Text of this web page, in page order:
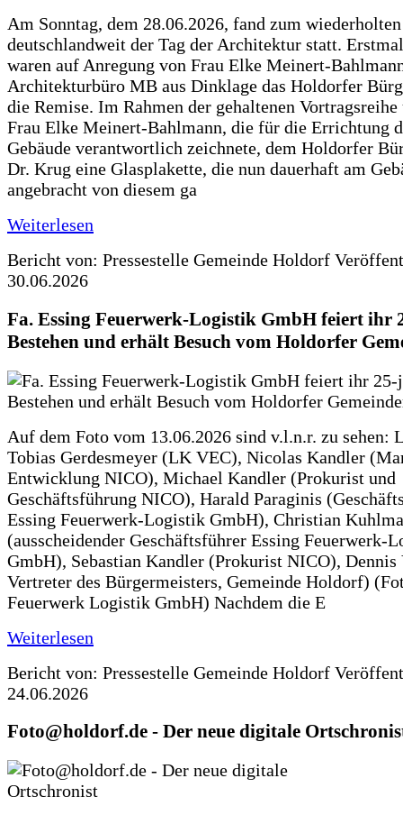
Am Sonntag, dem 28.06.2026, fand zum
deutschlandweit der Tag der Architektur statt.
waren auf Anregung von Frau Elke Meinert-
Architekturbüro MB aus Dinklage das Holdorfer
die Remise. Im Rahmen der gehaltenen
Frau Elke Meinert-Bahlmann, die für die Errichtung
Gebäude verantwortlich zeichnete, dem Holdorfer
Dr. Krug eine Glasplakette, die nun dauerhaft am
angebracht von diesem ga
Weiterlesen
Bericht von: Pressestelle Gemeinde Holdorf
30.06.2026
Fa. Essing Feuerwerk-Logistik GmbH feiert ihr
Bestehen und erhält Besuch vom Holdorfer
Auf dem Foto vom 13.06.2026 sind v.l.n.r. zu sehen:
Tobias Gerdesmeyer (LK VEC), Nicolas Kandler
Entwicklung NICO), Michael Kandler (Prokurist und
Geschäftsführung NICO), Harald Paraginis
Essing Feuerwerk-Logistik GmbH), Christian
(ausscheidender Geschäftsführer Essing Feuerwerk-
GmbH), Sebastian Kandler (Prokurist NICO),
Vertreter des Bürgermeisters, Gemeinde Holdorf)
Feuerwerk Logistik GmbH) Nachdem die E
Weiterlesen
Bericht von: Pressestelle Gemeinde Holdorf
24.06.2026
Foto@holdorf.de - Der neue digitale